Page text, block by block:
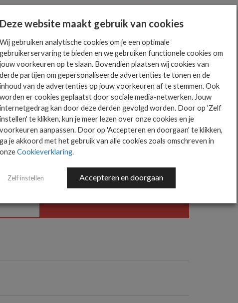
overname in nieuwe carrièrekansen voor onze
eigen naam, identiteit en autonomie, waarbij ook de
is
Het allerlaatste ICT
nieuws in jouw mailbox
Deze website maakt gebruik van cookies
Wij gebruiken analytische cookies om je een optimale
gebruikerservaring te bieden en we gebruiken functionele cookies om
jouw voorkeuren op te slaan. Bovendien plaatsen wij cookies van
derde partijen om gepersonaliseerde advertenties te tonen en de
inhoud van de advertenties op jouw voorkeuren af te stemmen. Ook
worden er cookies geplaatst door sociale media-netwerken. Jouw
internetgedrag kan door deze derden gevolgd worden. Door op 'Zelf
instellen' te klikken, kun je meer lezen over onze cookies en je
voorkeuren aanpassen. Door op 'Accepteren en doorgaan' te klikken,
ga je akkoord met het gebruik van alle cookies zoals omschreven in
onzeCookieverklaring.
Zelf instellen Accepteren en doorgaan